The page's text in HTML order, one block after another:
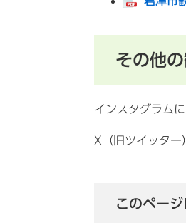
その他
インスタグラム
X（旧ツイッター
このペー